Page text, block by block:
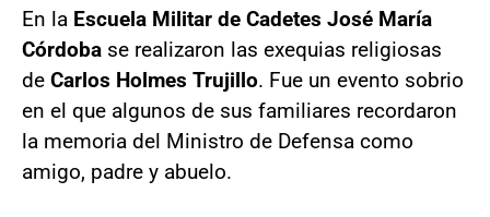
En la Escuela Militar de Cadetes José María
Córdoba se realizaron las exequias religiosas
de Carlos Holmes Trujillo. Fue un evento sobrio
en el que algunos de sus familiares recordaron
la memoria del Ministro de Defensa como
amigo, padre y abuelo.